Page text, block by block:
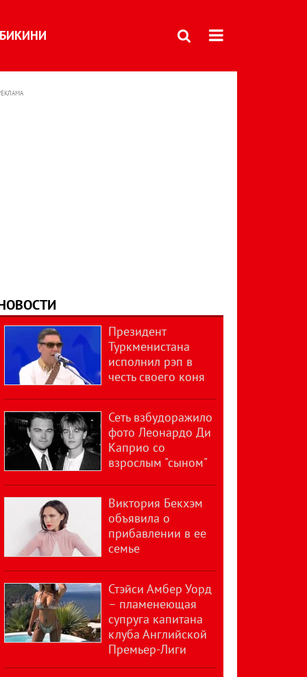
БИКИНИ
Президент
Туркменистана
исполнил рэп в
честь своего коня
Сеть взбудоражило
фото Леонардо Ди
Каприо со
взрослым "сыном"
Виктория Бекхэм
объявила о
прибавлении в ее
семье
Стэйси Амбер Уорд
– пламенеющая
супруга капитана
клуба Английской
Премьер-Лиги